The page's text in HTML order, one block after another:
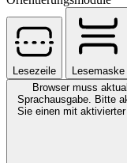
Lesezeile
Lesemaske
Browser muss
Sprachausgabe. Bitte
Sie einen mit